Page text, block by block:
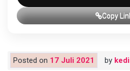
Copy
Posted on 17 Juli 2021 by